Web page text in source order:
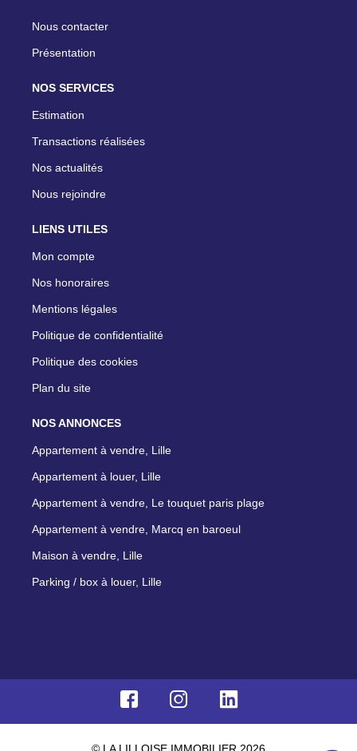
Nous contacter
Présentation
NOS SERVICES
Estimation
Transactions réalisées
Nos actualités
Nous rejoindre
LIENS UTILES
Mon compte
Nos honoraires
Mentions légales
Politique de confidentialité
Politique des cookies
Plan du site
NOS ANNONCES
Appartement à vendre, Lille
Appartement à louer, Lille
Appartement à vendre, Le touquet paris plage
Appartement à vendre, Marcq en baroeul
Maison à vendre, Lille
Parking / box à louer, Lille
© LA LILLOISE IMMOBILIER 2026